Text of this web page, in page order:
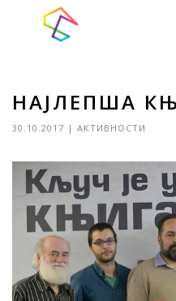
НАЈЛЕПША
30.10.2017 | АКТИВНОСТИ